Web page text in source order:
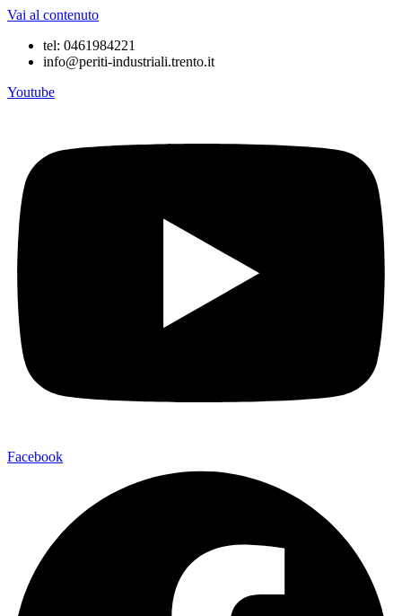
Vai al contenuto
tel: 0461984221
info@periti-industriali.trento.it
Youtube
Facebook